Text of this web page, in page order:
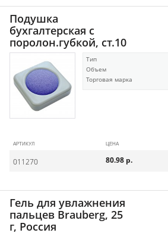
Подушка
бухгалтерская с
поролон.губкой, ст.10
Тип
Объем
Торговая марка
АРТИКУЛ ЦЕНА
011270 80.98 р.
Гель для увлажнения
пальцев Brauberg, 25
г, Россия